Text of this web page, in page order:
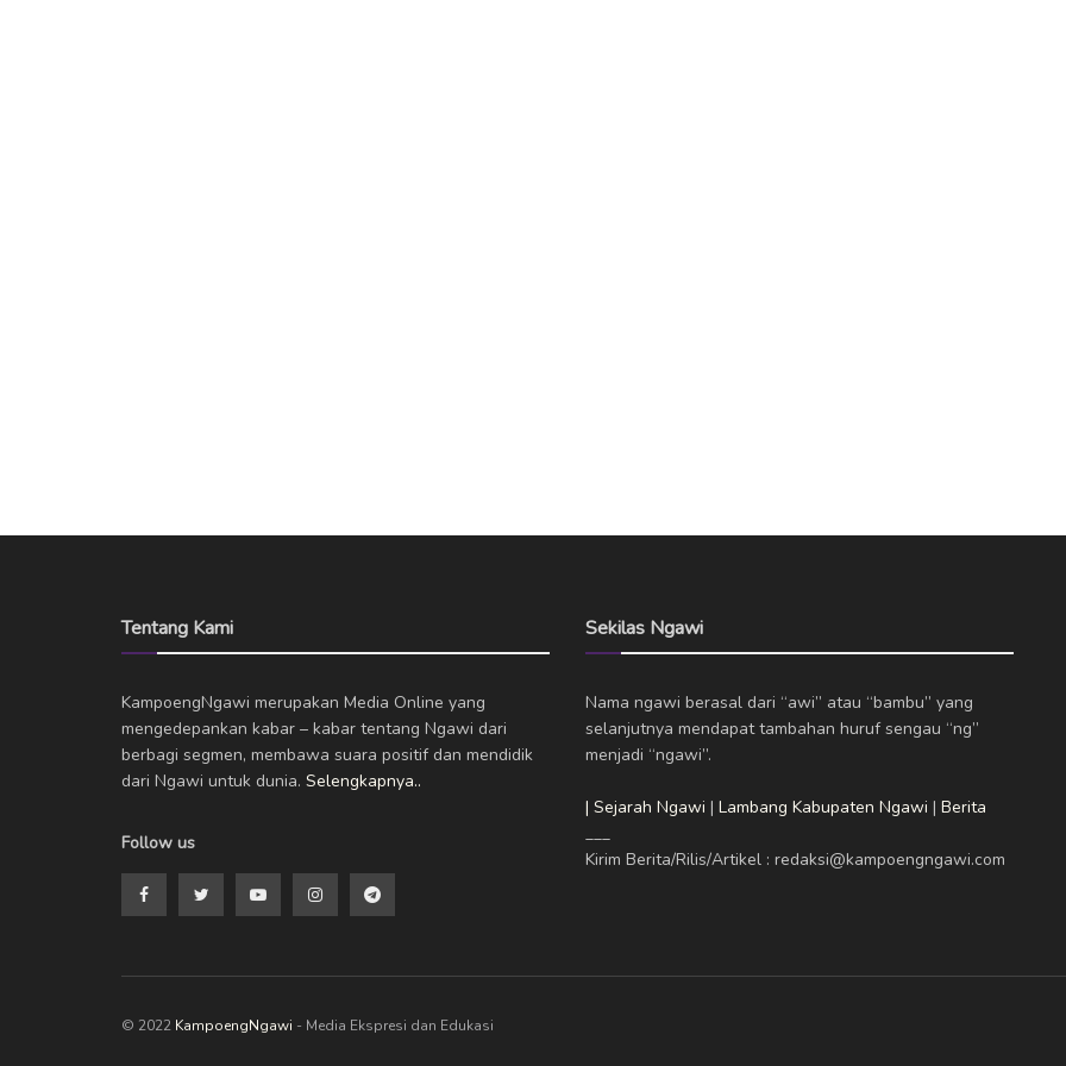
Tentang Kami
KampoengNgawi merupakan Media Online yang
mengedepankan kabar – kabar tentang Ngawi dari
berbagi segmen, membawa suara positif dan mendidik
dari Ngawi untuk dunia. Selengkapnya..
Follow us
Sekilas Ngawi
Nama ngawi berasal dari “awi” atau “bambu” yang
selanjutnya mendapat tambahan huruf sengau “ng”
menjadi “ngawi”.
| Sejarah Ngawi | Lambang Kabupaten Ngawi | Berita
___
Kirim Berita/Rilis/Artikel : redaksi@kampoengngawi.com
© 2022 KampoengNgawi - Media Ekspresi dan Edukasi